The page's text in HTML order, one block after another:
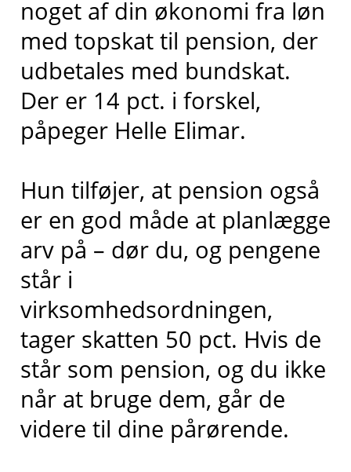
noget af din økonomi fra løn
med topskat til pension, der
udbetales med bundskat.
Der er 14 pct. i forskel,
påpeger Helle Elimar.
Hun tilføjer, at pension også
er en god måde at planlægge
arv på – dør du, og pengene
står i
virksomhedsordningen,
tager skatten 50 pct. Hvis de
står som pension, og du ikke
når at bruge dem, går de
videre til dine pårørende.